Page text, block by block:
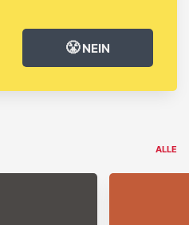
😤NEIN
ALLE